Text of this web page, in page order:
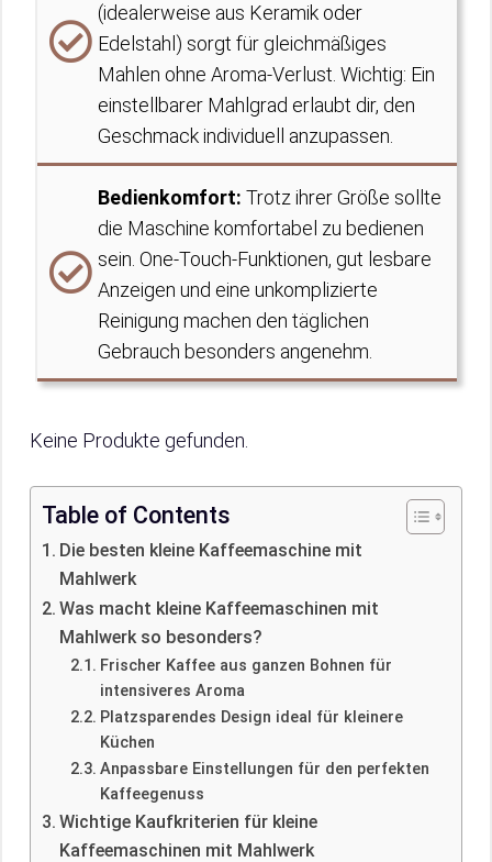
(idealerweise aus Keramik oder
Edelstahl) sorgt für gleichmäßiges
Mahlen ohne Aroma-Verlust. Wichtig: Ein
einstellbarer Mahlgrad erlaubt dir, den
Geschmack individuell anzupassen.
Bedienkomfort: Trotz ihrer Größe sollte
die Maschine komfortabel zu bedienen
sein. One-Touch-Funktionen, gut lesbare
Anzeigen und eine unkomplizierte
Reinigung machen den täglichen
Gebrauch besonders angenehm.
Keine Produkte gefunden.
Table of Contents
Die besten kleine Kaffeemaschine mit
Mahlwerk
Was macht kleine Kaffeemaschinen mit
Mahlwerk so besonders?
Frischer Kaffee aus ganzen Bohnen für
intensiveres Aroma
Platzsparendes Design ideal für kleinere
Küchen
Anpassbare Einstellungen für den perfekten
Kaffeegenuss
Wichtige Kaufkriterien für kleine
Kaffeemaschinen mit Mahlwerk